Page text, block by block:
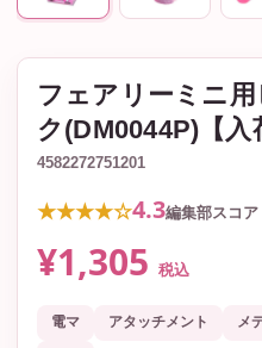
フェアリーミニ
ク(DM0044P)【入
4582272751201
★★★★☆4.3編集部スコア
¥1,305 税込
電マ アタッチメント メ